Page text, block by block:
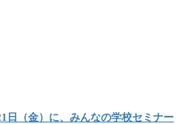
日（金）に、みんなの学校セミナー